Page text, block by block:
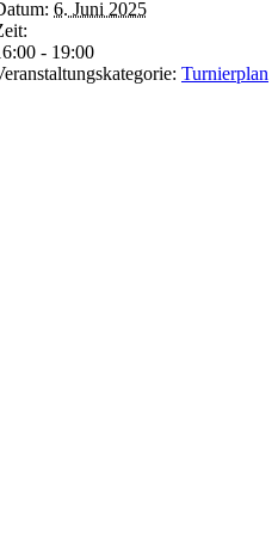
6. Juni 2025
- 19:00
Turnierplan